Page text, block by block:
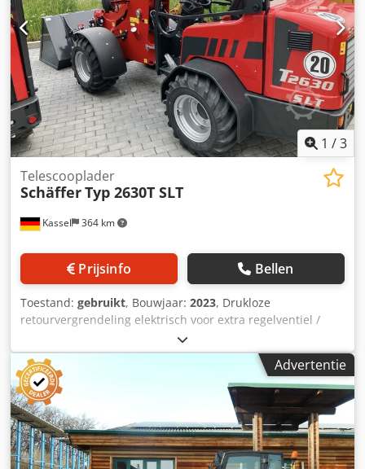
1 /3
Kassel 364 km
Telescooplader
SchäfferTyp 2630T SLT
Prijsinfo Bellen
Toestand: gebruikt, Bouwjaar: 2023, Drukloze
retourvergrendeling elektrisch voor extra regelventiel /
Extra regelventiel elektrisch bedienbaar via joystick
Verlichtingsinstallatie / LED werklampen achter
Standaardbanden 31x15.5-15 Hoflader-WS opname / SWH
lichtmateriaalschep 1 Dodpfettv Iuex Ab Rjck
Advertentie